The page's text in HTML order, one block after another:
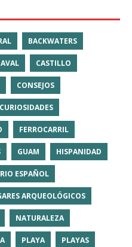
BACKWATERS
CASTILLO
CONSEJOS
CURIOSIDADES
FERROCARRIL
GUAM HISPANIDAD
ESPAÑOL
ARQUEOLÓGICOS
NATURALEZA
PLAYA PLAYAS